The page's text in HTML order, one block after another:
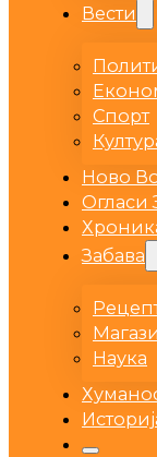
Вести
Спорт
Ново
Огласи
Забава
Наука